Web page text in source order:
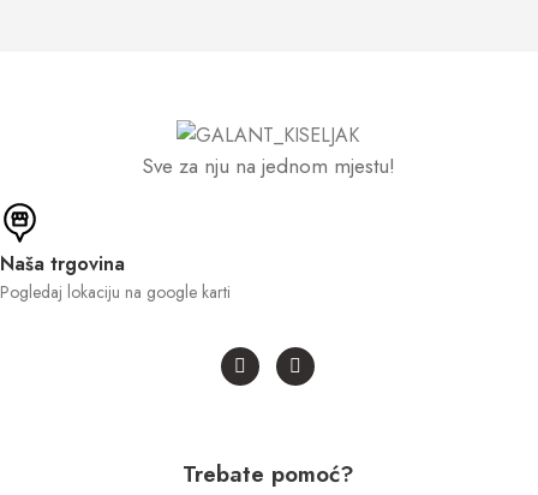
Sve za nju na jednom mjestu!
Naša trgovina
Pogledaj lokaciju na google karti
Trebate pomoć?